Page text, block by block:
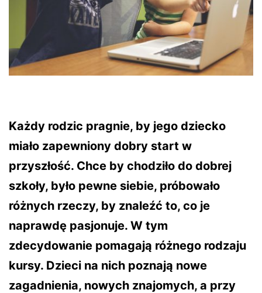
Każdy rodzic pragnie, by jego dziecko
miało zapewniony dobry start w
przyszłość. Chce by chodziło do dobrej
szkoły, było pewne siebie, próbowało
różnych rzeczy, by znaleźć to, co je
naprawdę pasjonuje. W tym
zdecydowanie pomagają różnego rodzaju
kursy. Dzieci na nich poznają nowe
zagadnienia, nowych znajomych, a przy